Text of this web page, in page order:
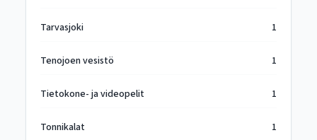
Tarvasjoki 1
Tenojoen vesistö 1
Tietokone- ja videopelit 1
Tonnikalat 1